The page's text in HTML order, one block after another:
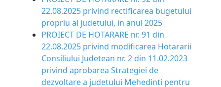
22.08.2025 privind rectificarea bugetului
propriu al judetului, in anul 2025
PROIECT DE HOTARARE nr. 91 din
22.08.2025 privind modificarea Hotararii
Consiliului Judetean nr. 2 din 11.02.2023
privind aprobarea Strategiei de
dezvoltare a judetului Mehedinti pentru